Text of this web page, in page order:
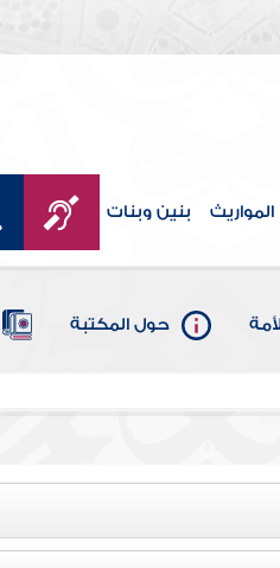
المواريث بنين وبنات
حول المكتبة